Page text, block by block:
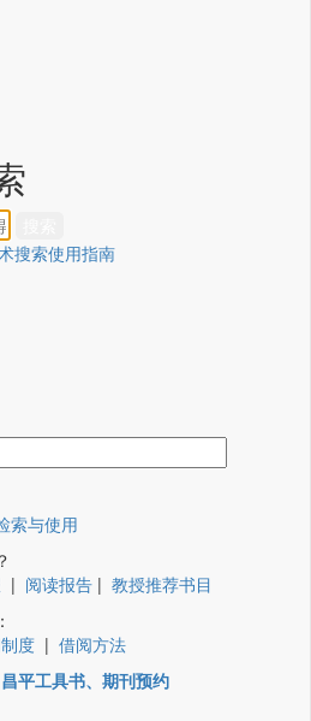
搜索使用指南
索与使用
| 阅读报告 | 教授推荐书目
度 | 借阅方法
昌平工具书、期刊预约